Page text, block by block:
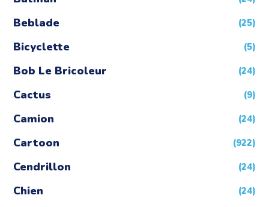
Beblade (25)
Bicyclette (5)
Bob Le Bricoleur (24)
Cactus (9)
Camion (24)
Cartoon (922)
Cendrillon (24)
Chien (24)